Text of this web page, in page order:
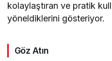
kolaylaştıran ve pratik
yöneldiklerini gösteriyor.
Göz Atın